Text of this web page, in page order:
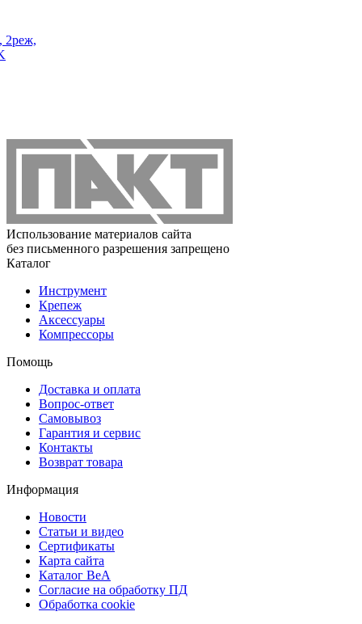
2реж,
Использование материалов сайта
без письменного разрешения запрещено
Каталог
Инструмент
Крепеж
Аксессуары
Компрессоры
Помощь
Доставка и оплата
Вопрос-ответ
Самовывоз
Гарантия и сервис
Контакты
Возврат товара
Информация
Новости
Статьи и видео
Сертификаты
Карта сайта
Каталог BeA
Согласие на обработку ПД
Обработка cookie